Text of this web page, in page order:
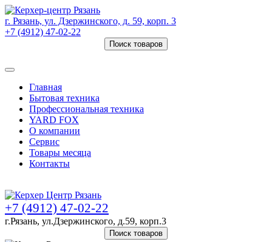
г. Рязань, ул. Дзержинского, д. 59, корп. 3
+7 (4912) 47-02-22
Поиск товаров
Главная
Бытовая техника
Профессиональная техника
YARD FOX
О компании
Сервис
Товары месяца
Контакты
+7 (4912) 47-02-22
г.Рязань, ул.Дзержинского, д.59, корп.3
Поиск товаров